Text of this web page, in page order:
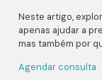
Neste artigo,
apenas ajudar a
mas também por
Agendar consulta